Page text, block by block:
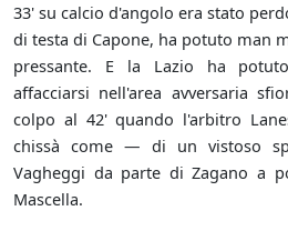
33' su calcio d'angolo era stato
di testa di Capone, ha potuto man
pressante. E la Lazio ha
affacciarsi nell'area avversaria
colpo al 42' quando l'arbitro
chissà come — di un vistoso
Vagheggi da parte di Zagano a
Mascella.